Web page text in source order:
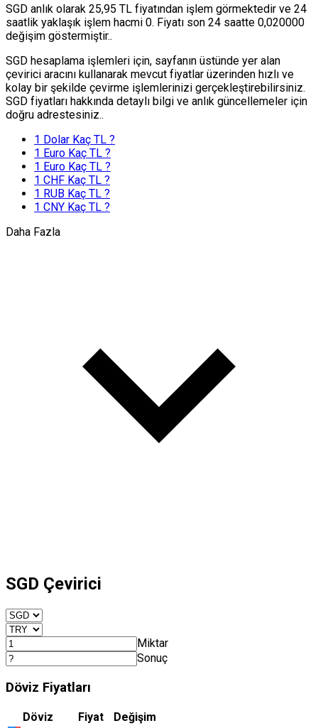
SGD anlık olarak 25,95 TL fiyatından işlem görmektedir ve 24
saatlik yaklaşık işlem hacmi 0. Fiyatı son 24 saatte 0,020000
değişim göstermiştir..
SGD hesaplama işlemleri için, sayfanın üstünde yer alan
çevirici aracını kullanarak mevcut fiyatlar üzerinden hızlı ve
kolay bir şekilde çevirme işlemlerinizi gerçekleştirebilirsiniz.
SGD fiyatları hakkında detaylı bilgi ve anlık güncellemeler için
doğru adrestesiniz..
1 Dolar Kaç TL ?
1 Euro Kaç TL ?
1 Euro Kaç TL ?
1 CHF Kaç TL ?
1 RUB Kaç TL ?
1 CNY Kaç TL ?
Daha Fazla
SGD Çevirici
Miktar
Sonuç
Döviz Fiyatları
Döviz Fiyat
Değişim